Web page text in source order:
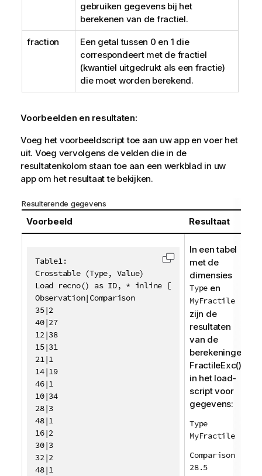
gebruiken gegevens bij het
berekenen van de fractiel.
fraction
Een getal tussen 0 en 1 die
correspondeert met de fractiel
(kwantiel uitgedrukt als een fractie)
die moet worden berekend.
Voorbeelden en resultaten:
Voeg het voorbeeldscript toe aan uw app en voer het
uit. Voeg vervolgens de velden die in de
resultatenkolom staan toe aan een werkblad in uw
app om het resultaat te bekijken.
Resulterende gegevens
Voorbeeld Resultaat
Table1:
Crosstable (Type, Value)
Load recno() as ID, * inline [
Observation|Comparison
35|2
40|27
12|38
15|31
21|1
14|19
46|1
10|34
28|3
48|1
16|2
30|3
32|2
48|1
Code kopiëren naar
In een tabel
met de
dimensies
Type en
MyFractile
zijn de
resultaten
van de
berekeningen
FractileExc()
in het load-
script voor
gegevens:
Type
MyFractile
Comparison
28.5